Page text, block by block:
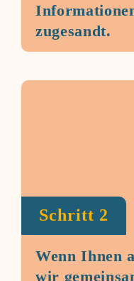
zugesandt.
Schritt 2
Wenn Ihnen
wir